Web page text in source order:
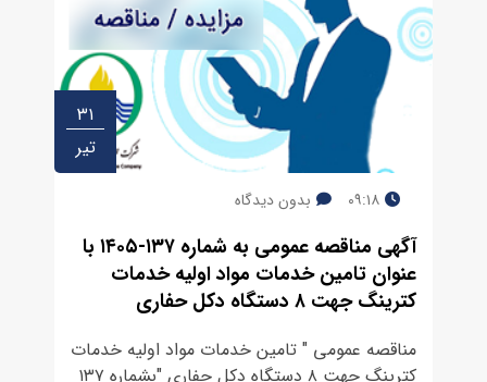
۳۱
تیر
۰۹:۱۸ بدون دیدگاه
آﮔﻬﯽ مناقصه ﻋﻤﻮﻣﯽ به شماره ۱۳۷-۱۴۰۵ با
عنوان تامین خدمات مواد اولیه خدمات
کترینگ جهت ۸ دستگاه دکل حفاری
مناقصه عمومی " تامین خدمات مواد اولیه خدمات
کترینگ جهت ۸ دستگاه دکل حفاری "بشماره ۱۳۷